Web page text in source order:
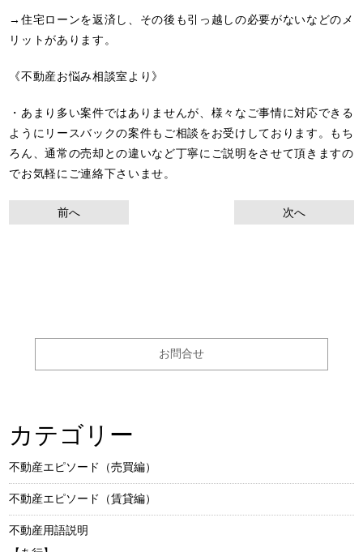
→住宅ローンを返済し、その後も引っ越しの必要がないなどのメ
リットがあります。
《不動産お悩み相談室より》
・あまり多い案件ではありませんが、様々なご事情に対応できる
ようにリースバックの案件もご相談をお受けしております。もち
ろん、通常の売却との違いなど丁寧にご説明をさせて頂きますの
でお気軽にご連絡下さいませ。
前へ 次へ
お問合せ
カテゴリー
不動産エピソード（売買編）
不動産エピソード（賃貸編）
不動産用語説明